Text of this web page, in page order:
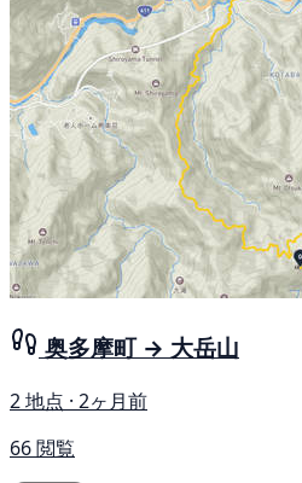
奥多摩町 → 大岳山
2 地点 · 2ヶ月前
66 閲覧